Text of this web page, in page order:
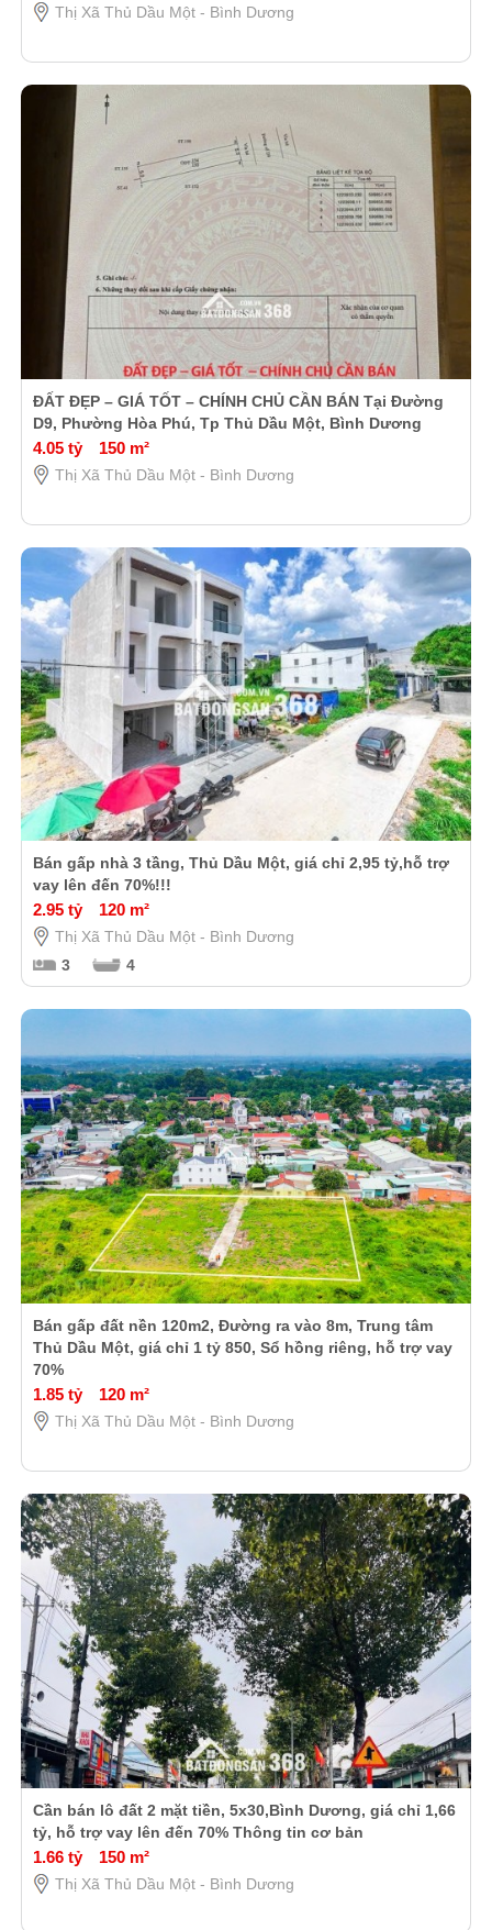
Thị Xã Thủ Dầu Một - Bình Dương
ĐẤT ĐẸP – GIÁ TỐT – CHÍNH CHỦ CẦN BÁN Tại Đường
D9, Phường Hòa Phú, Tp Thủ Dầu Một, Bình Dương
4.05 tỷ 150 m²
Thị Xã Thủ Dầu Một - Bình Dương
Bán gấp nhà 3 tầng, Thủ Dầu Một, giá chỉ 2,95 tỷ,hỗ trợ
vay lên đến 70%!!!
2.95 tỷ 120 m²
Thị Xã Thủ Dầu Một - Bình Dương
3
4
Bán gấp đất nền 120m2, Đường ra vào 8m, Trung tâm
Thủ Dầu Một, giá chỉ 1 tỷ 850, Sổ hồng riêng, hỗ trợ vay
70%
1.85 tỷ 120 m²
Thị Xã Thủ Dầu Một - Bình Dương
Cần bán lô đất 2 mặt tiền, 5x30,Bình Dương, giá chỉ 1,66
tỷ, hỗ trợ vay lên đến 70% Thông tin cơ bản
1.66 tỷ 150 m²
Thị Xã Thủ Dầu Một - Bình Dương